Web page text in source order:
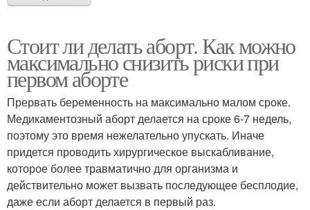
Стоит ли делать аборт. Как можно
максимально снизить риски при
первом аборте
Прервать беременность на максимально малом сроке.
Медикаментозный аборт делается на сроке 6-7 недель,
поэтому это время нежелательно упускать. Иначе
придется проводить хирургическое выскабливание,
которое более травматично для организма и
действительно может вызвать последующее бесплодие,
даже если аборт делается в первый раз.